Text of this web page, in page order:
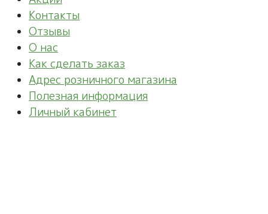
Контакты
Отзывы
О нас
Как сделать заказ
Адрес розничного магазина
Полезная информация
Личный кабинет